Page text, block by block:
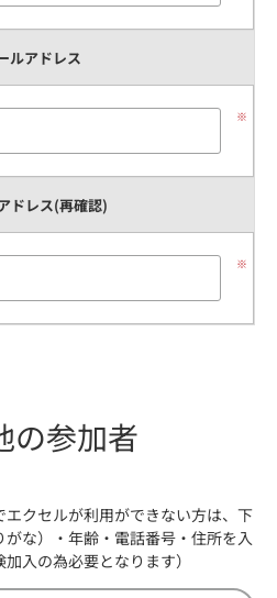
ルアドレス
※
ドレス(再確認)
※
の参加者
クセルが利用ができない方は、下
な）・年齢・電話番号・住所を入
入の為必要となります）